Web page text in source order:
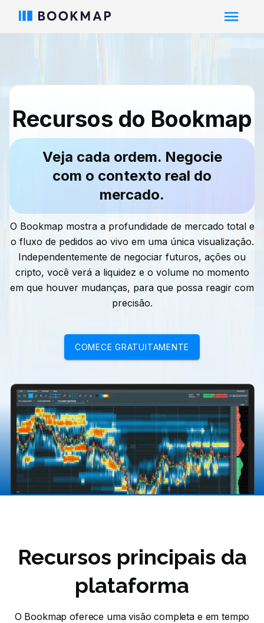
Recursos do Bookmap
Veja cada ordem. Negocie
com o contexto real do
mercado.
O Bookmap mostra a profundidade de mercado total e
o fluxo de pedidos ao vivo em uma única visualização.
Independentemente de negociar futuros, ações ou
cripto, você verá a liquidez e o volume no momento
em que houver mudanças, para que possa reagir com
precisão.
COMECE GRATUITAMENTE
Recursos principais da
plataforma
O Bookmap oferece uma visão completa e em tempo